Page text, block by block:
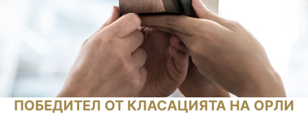
ПОБЕДИТЕЛ ОТ КЛАСАЦИЯТА НА ОРЛИ